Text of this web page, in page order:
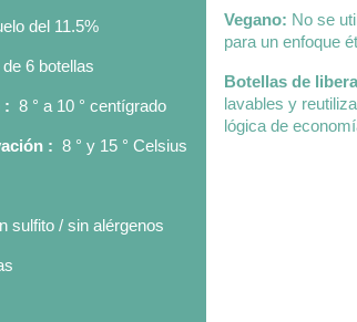
del 11.5%
6 botellas
: 8 ° a 10 ° centígrado
: 8 ° y 15 ° Celsius
sulfito / sin alérgenos
Vegano: No se
para un enfoque
Botellas de
lavables y
lógica de